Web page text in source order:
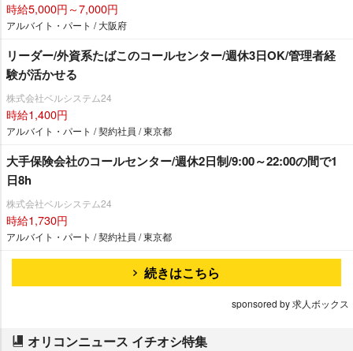
時給5,000円～7,000円
アルバイト・パート / 大阪府
リーダー/外資系たばこのコールセンター/週休3日OK/管理者経
験が活かせる
株式会社ベルシステム24
時給1,400円
アルバイト・パート / 契約社員 / 東京都
大手保険会社のコールセンター/週休2日制/9:00～22:00の間で1
日8h
株式会社ベルシステム24
時給1,730円
アルバイト・パート / 契約社員 / 東京都
続きはこちら
sponsored by 求人ボックス
オリコンニュース イチオシ特集